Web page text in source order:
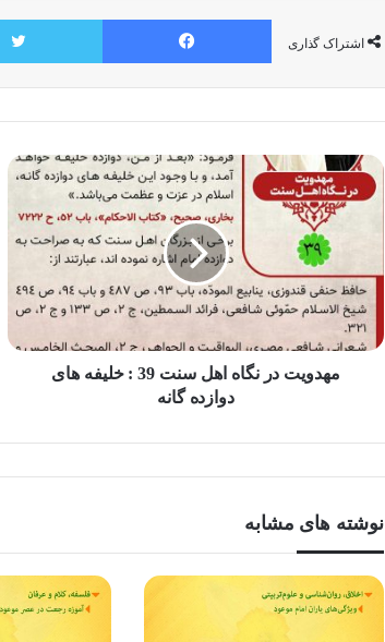
اشتراک گذاری
فیسبوک
مهدویت در نگاه اهل سنت 39 : خليفه‏ هاى
دوازده‏ گانه‏
نوشته های مشابه